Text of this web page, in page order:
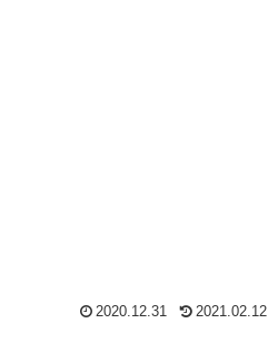
2020.12.31 2021.02.12